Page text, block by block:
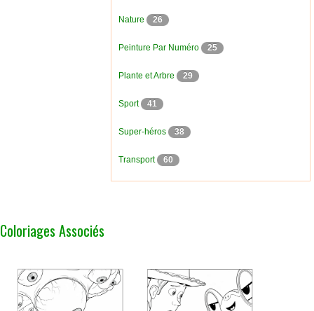
Nature 26
Peinture Par Numéro 25
Plante et Arbre 29
Sport 41
Super-héros 38
Transport 60
Coloriages Associés